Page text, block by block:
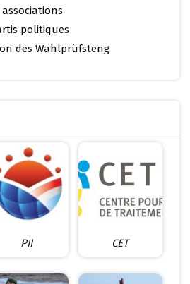
politiques
des Wahlprüfsteng
PII CET